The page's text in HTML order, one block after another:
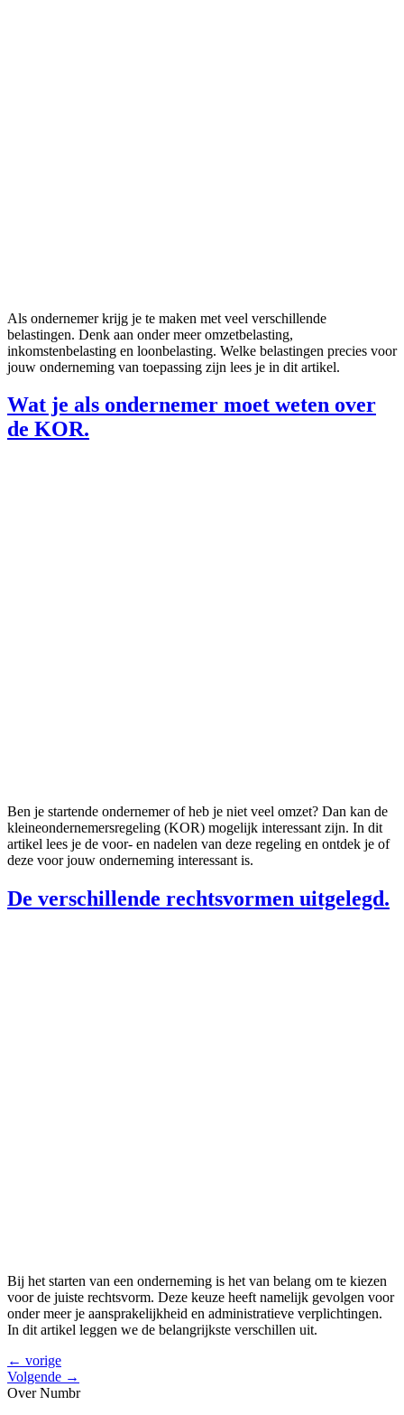
Als ondernemer krijg je te maken met veel verschillende
belastingen. Denk aan onder meer omzetbelasting,
inkomstenbelasting en loonbelasting. Welke belastingen precies voor
jouw onderneming van toepassing zijn lees je in dit artikel.
Wat je als ondernemer moet weten over
de KOR.
Ben je startende ondernemer of heb je niet veel omzet? Dan kan de
kleineondernemersregeling (KOR) mogelijk interessant zijn. In dit
artikel lees je de voor- en nadelen van deze regeling en ontdek je of
deze voor jouw onderneming interessant is.
De verschillende rechtsvormen uitgelegd.
Bij het starten van een onderneming is het van belang om te kiezen
voor de juiste rechtsvorm. Deze keuze heeft namelijk gevolgen voor
onder meer je aansprakelijkheid en administratieve verplichtingen.
In dit artikel leggen we de belangrijkste verschillen uit.
← vorige
Volgende →
Over Numbr